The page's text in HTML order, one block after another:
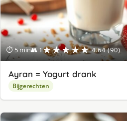
⏱ 5 min👥 1★★★★★ 4.64 (90)
Ayran = Yogurt drank
Bijgerechten